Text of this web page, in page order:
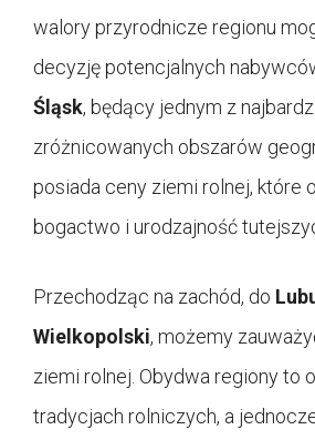
walory przyrodnicze regionu
decyzję potencjalnych
Śląsk, będący jednym z
zróżnicowanych obszarów
posiada ceny ziemi rolnej, które
bogactwo i urodzajność
Przechodząc na zachód, do
Wielkopolski, możemy
ziemi rolnej. Obydwa regiony to
tradycjach rolniczych, a